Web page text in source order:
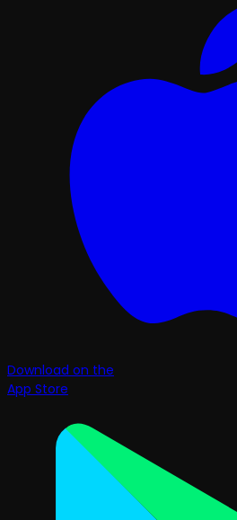
Download on the
App Store